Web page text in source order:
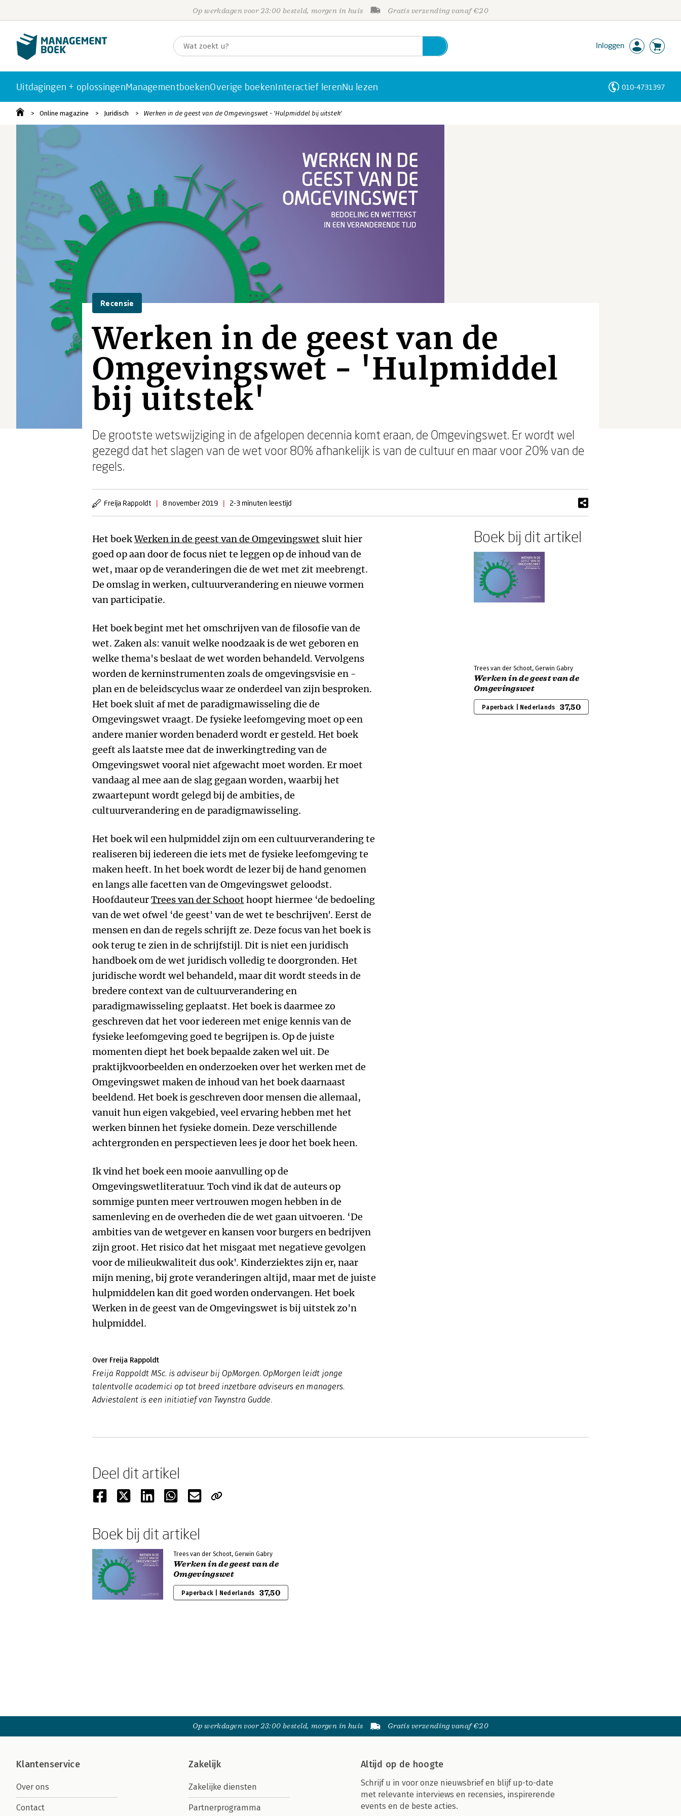
Op werkdagen voor 23:00 besteld, morgen in huis Gratis verzending vanaf €20
Inloggen
Uitdagingen + oplossingenManagementboekenOverige boekenInteractief lerenNu lezen 010-4731397
Online magazine Juridisch Werken in de geest van de Omgevingswet - 'Hulpmiddel bij uitstek'
Recensie
Werken in de geest van de
Omgevingswet - 'Hulpmiddel
bij uitstek'
De grootste wetswijziging in de afgelopen decennia komt eraan, de Omgevingswet. Er wordt wel
gezegd dat het slagen van de wet voor 80% afhankelijk is van de cultuur en maar voor 20% van de
regels.
Freija Rappoldt | 8 november 2019 | 2-3 minuten leestijd
Het boekWerken in de geest van de Omgevingswet sluit hier
goed op aan door de focus niet te leggen op de inhoud van de
wet, maar op de veranderingen die de wet met zit meebrengt.
De omslag in werken, cultuurverandering en nieuwe vormen
van participatie.
Het boek begint met het omschrijven van de filosofie van de
wet. Zaken als: vanuit welke noodzaak is de wet geboren en
welke thema's beslaat de wet worden behandeld. Vervolgens
worden de kerninstrumenten zoals de omgevingsvisie en -
plan en de beleidscyclus waar ze onderdeel van zijn besproken.
Het boek sluit af met de paradigmawisseling die de
Omgevingswet vraagt. De fysieke leefomgeving moet op een
andere manier worden benaderd wordt er gesteld. Het boek
geeft als laatste mee dat de inwerkingtreding van de
Omgevingswet vooral niet afgewacht moet worden. Er moet
vandaag al mee aan de slag gegaan worden, waarbij het
zwaartepunt wordt gelegd bij de ambities, de
cultuurverandering en de paradigmawisseling.
Het boek wil een hulpmiddel zijn om een cultuurverandering te
realiseren bij iedereen die iets met de fysieke leefomgeving te
maken heeft. In het boek wordt de lezer bij de hand genomen
en langs alle facetten van de Omgevingswet geloodst.
HoofdauteurTrees van der Schoot hoopt hiermee ‘de bedoeling
van de wet ofwel ‘de geest' van de wet te beschrijven'. Eerst de
mensen en dan de regels schrijft ze. Deze focus van het boek is
ook terug te zien in de schrijfstijl. Dit is niet een juridisch
handboek om de wet juridisch volledig te doorgronden. Het
juridische wordt wel behandeld, maar dit wordt steeds in de
bredere context van de cultuurverandering en
paradigmawisseling geplaatst. Het boek is daarmee zo
geschreven dat het voor iedereen met enige kennis van de
fysieke leefomgeving goed te begrijpen is. Op de juiste
momenten diept het boek bepaalde zaken wel uit. De
praktijkvoorbeelden en onderzoeken over het werken met de
Omgevingswet maken de inhoud van het boek daarnaast
beeldend. Het boek is geschreven door mensen die allemaal,
vanuit hun eigen vakgebied, veel ervaring hebben met het
werken binnen het fysieke domein. Deze verschillende
achtergronden en perspectieven lees je door het boek heen.
Ik vind het boek een mooie aanvulling op de
Omgevingswetliteratuur. Toch vind ik dat de auteurs op
sommige punten meer vertrouwen mogen hebben in de
samenleving en de overheden die de wet gaan uitvoeren. ‘De
ambities van de wetgever en kansen voor burgers en bedrijven
zijn groot. Het risico dat het misgaat met negatieve gevolgen
voor de milieukwaliteit dus ook'. Kinderziektes zijn er, naar
mijn mening, bij grote veranderingen altijd, maar met de juiste
hulpmiddelen kan dit goed worden ondervangen. Het boek
Werken in de geest van de Omgevingswet is bij uitstek zo'n
hulpmiddel.
Over Freija Rappoldt
Freija Rappoldt MSc. is adviseur bij OpMorgen. OpMorgen leidt jonge
talentvolle academici op tot breed inzetbare adviseurs en managers.
Adviestalent is een initiatief van Twynstra Gudde.
Boek bij dit artikel
Trees van der Schoot, Gerwin Gabry
Werken in de geest van de
Omgevingswet
Paperback | Nederlands 37,50
Deel dit artikel
Boek bij dit artikel
Trees van der Schoot, Gerwin Gabry
Werken in de geest van de
Omgevingswet
Paperback | Nederlands 37,50
Op werkdagen voor 23:00 besteld, morgen in huis Gratis verzending vanaf €20
Klantenservice
Over ons
Contact
Zakelijk
Zakelijke diensten
Partnerprogramma
Altijd op de hoogte
Schrijf u in voor onze nieuwsbrief en blijf up-to-date
met relevante interviews en recensies, inspirerende
events en de beste acties.
Personen